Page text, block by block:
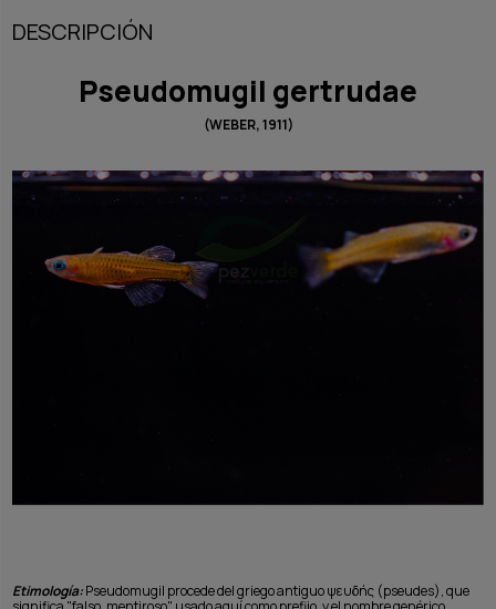
DESCRIPCIÓN
Pseudomugil gertrudae
(WEBER, 1911)
Etimología:Pseudomugil procede del griego antiguo ψευδής (pseudes), que